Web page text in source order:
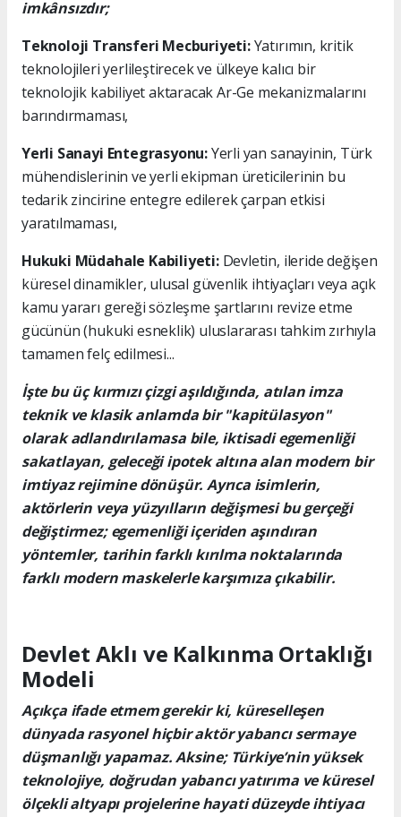
imkânsızdır;
Teknoloji Transferi Mecburiyeti:Yatırımın, kritik
teknolojileri yerlileştirecek ve ülkeye kalıcı bir
teknolojik kabiliyet aktaracak Ar-Ge mekanizmalarını
barındırmaması,
Yerli Sanayi Entegrasyonu:Yerli yan sanayinin, Türk
mühendislerinin ve yerli ekipman üreticilerinin bu
tedarik zincirine entegre edilerek çarpan etkisi
yaratılmaması,
Hukuki Müdahale Kabiliyeti:Devletin, ileride değişen
küresel dinamikler, ulusal güvenlik ihtiyaçları veya açık
kamu yararı gereği sözleşme şartlarını revize etme
gücünün (hukuki esneklik) uluslararası tahkim zırhıyla
tamamen felç edilmesi...
İşte bu üç kırmızı çizgi aşıldığında, atılan imza
teknik ve klasik anlamda bir "kapitülasyon"
olarak adlandırılamasa bile, iktisadi egemenliği
sakatlayan, geleceği ipotek altına alan modern bir
imtiyaz rejimine dönüşür. Ayrıca isimlerin,
aktörlerin veya yüzyılların değişmesi bu gerçeği
değiştirmez; egemenliği içeriden aşındıran
yöntemler, tarihin farklı kırılma noktalarında
farklı modern maskelerle karşımıza çıkabilir.
Devlet Aklı ve Kalkınma Ortaklığı
Modeli
Açıkça ifade etmem gerekir ki, küreselleşen
dünyada rasyonel hiçbir aktör yabancı sermaye
düşmanlığı yapamaz. Aksine; Türkiye’nin yüksek
teknolojiye, doğrudan yabancı yatırıma ve küresel
ölçekli altyapı projelerine hayati düzeyde ihtiyacı